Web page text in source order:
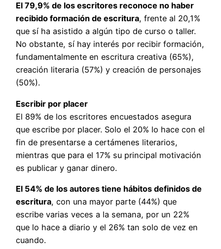
El 79,9% de los escritores reconoce no haber
recibido formación de escritura, frente al 20,1%
que sí ha asistido a algún tipo de curso o taller.
No obstante, sí hay interés por recibir formación,
fundamentalmente en escritura creativa (65%),
creación literaria (57%) y creación de personajes
(50%).
Escribir por placer
El 89% de los escritores encuestados asegura
que escribe por placer. Solo el 20% lo hace con el
fin de presentarse a certámenes literarios,
mientras que para el 17% su principal motivación
es publicar y ganar dinero.
El 54% de los autores tiene hábitos definidos de
escritura, con una mayor parte (44%) que
escribe varias veces a la semana, por un 22%
que lo hace a diario y el 26% tan solo de vez en
cuando.